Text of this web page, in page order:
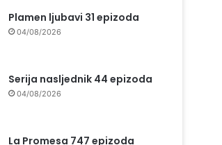
Plamen ljubavi 31 epizoda
04/08/2026
Serija nasljednik 44 epizoda
04/08/2026
La Promesa 747 epizoda